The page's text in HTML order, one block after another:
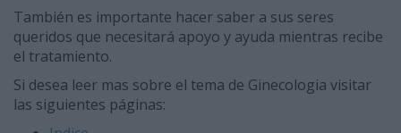
También es importante hacer saber a sus seres
queridos que necesitará apoyo y ayuda mientras recibe
el tratamiento.
Si desea leer mas sobre el tema de Ginecologia visitar
las siguientes páginas: